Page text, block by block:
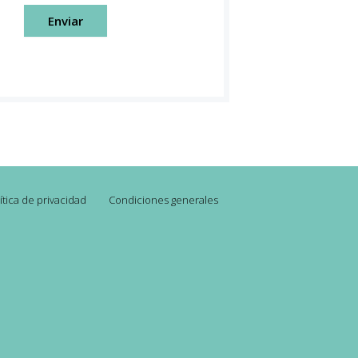
Enviar
de privacidad Condiciones generales